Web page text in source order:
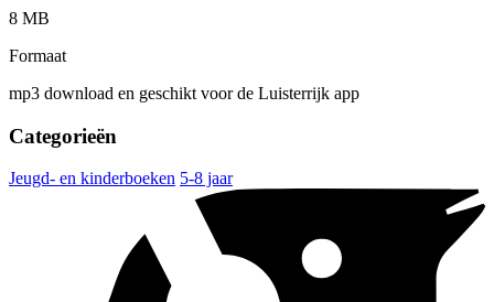
8 MB
Formaat
mp3 download en geschikt voor de Luisterrijk app
Categorieën
Jeugd- en kinderboeken 5-8 jaar